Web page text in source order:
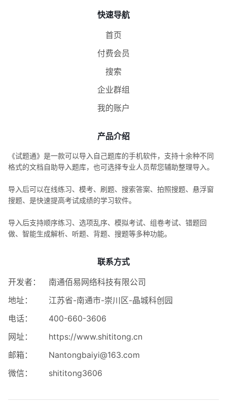
快速导航
首页
付费会员
搜索
企业群组
我的账户
产品介绍
《试题通》是一款可以导入自己题库的手机软件，支持十余种不同
格式的文档自助导入题库，也可选择专业人员帮您辅助整理导入。
导入后可以在线练习、模考、刷题、搜索答案、拍照搜题、悬浮窗
搜题、是快速提高考试成绩的学习软件。
导入后支持顺序练习、选项乱序、模拟考试、组卷考试、错题回
做、智能生成解析、听题、背题、搜题等多种功能。
联系方式
开发者：
南通佰易网络科技有限公司
地址：
江苏省-南通市-崇川区-晶城科创园
电话：
400-660-3606
网址：
https://www.shititong.cn
邮箱：
Nantongbaiyi@163.com
微信：
shititong3606